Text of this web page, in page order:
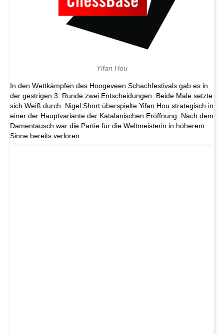
Yifan Hou
In den Wettkämpfen des Hoogeveen Schachfestivals gab es in
der gestrigen 3. Runde zwei Entscheidungen. Beide Male setzte
sich Weiß durch. Nigel Short überspielte Yifan Hou strategisch in
einer der Hauptvariante der Katalanischen Eröffnung. Nach dem
Damentausch war die Partie für die Weltmeisterin in höherem
Sinne bereits verloren: